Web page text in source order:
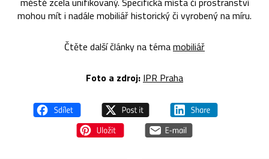
mohou mít i nadále mobiliář historický či vyrobený na míru.
Čtěte další články na témamobiliář
Foto a zdroj: IPR Praha